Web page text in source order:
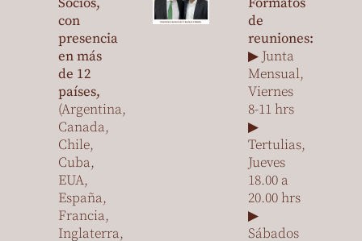
con
presencia
en más
de 12
países,
(Argentina,
Canada,
Chile,
Cuba,
EUA,
España,
Francia,
Inglaterra,
de
reuniones:
▶ Junta
Mensual,
Viernes
8-11 hrs
▶
Tertulias,
Jueves
18.00 a
20.00 hrs
▶
Sábados